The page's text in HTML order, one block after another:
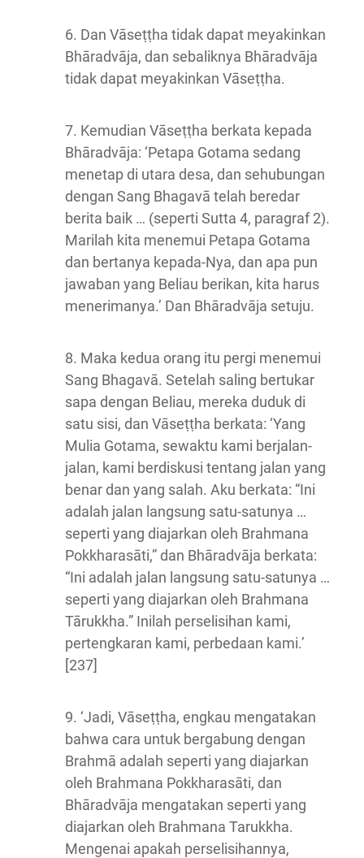
6. Dan Vāseṭṭha tidak dapat meyakinkan
Bhāradvāja, dan sebaliknya Bhāradvāja
tidak dapat meyakinkan Vāseṭṭha.
7. Kemudian Vāseṭṭha berkata kepada
Bhāradvāja: ‘Petapa Gotama sedang
menetap di utara desa, dan sehubungan
dengan Sang Bhagavā telah beredar
berita baik … (seperti Sutta 4, paragraf 2).
Marilah kita menemui Petapa Gotama
dan bertanya kepada-Nya, dan apa pun
jawaban yang Beliau berikan, kita harus
menerimanya.’ Dan Bhāradvāja setuju.
8. Maka kedua orang itu pergi menemui
Sang Bhagavā. Setelah saling bertukar
sapa dengan Beliau, mereka duduk di
satu sisi, dan Vāseṭṭha berkata: ‘Yang
Mulia Gotama, sewaktu kami berjalan-
jalan, kami berdiskusi tentang jalan yang
benar dan yang salah. Aku berkata: “Ini
adalah jalan langsung satu-satunya …
seperti yang diajarkan oleh Brahmana
Pokkharasāti,” dan Bhāradvāja berkata:
“Ini adalah jalan langsung satu-satunya …
seperti yang diajarkan oleh Brahmana
Tārukkha.” Inilah perselisihan kami,
pertengkaran kami, perbedaan kami.’
[237]
9. ‘Jadi, Vāseṭṭha, engkau mengatakan
bahwa cara untuk bergabung dengan
Brahmā adalah seperti yang diajarkan
oleh Brahmana Pokkharasāti, dan
Bhāradvāja mengatakan seperti yang
diajarkan oleh Brahmana Tarukkha.
Mengenai apakah perselisihannya,